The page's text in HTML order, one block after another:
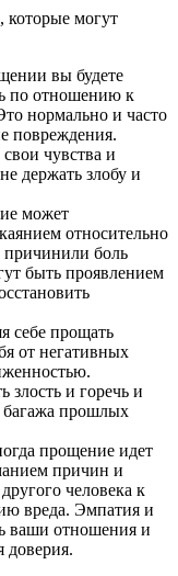
которые могут
вы будете
по отношению к
нормально и часто
повреждения.
чувства и
держать злобу и
может
относительно
причинили боль
быть проявлением
себе прощать
от негативных
злость и горечь и
багажа прошлых
прощение идет
причин и
человека к
вреда. Эмпатия и
ваши отношения и
доверия.